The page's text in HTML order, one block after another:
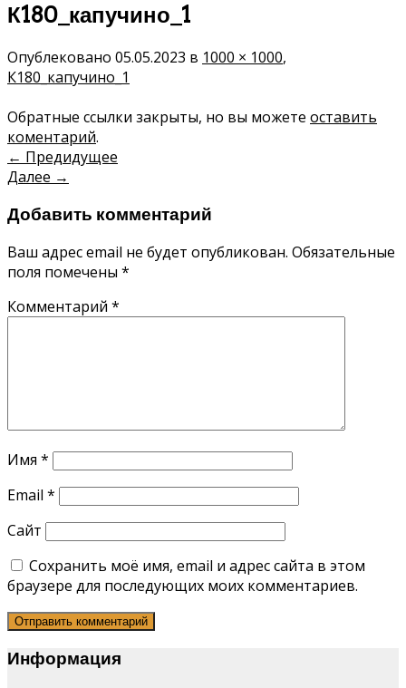
К180_капучино_1
Опублековано 05.05.2023 в 1000 × 1000,
К180_капучино_1
Обратные ссылки закрыты, но вы можете оставить
коментарий.
← Предидущее
Далее →
Добавить комментарий
Ваш адрес email не будет опубликован. Обязательные
поля помечены *
Комментарий *
Имя *
Email *
Сайт
Сохранить моё имя, email и адрес сайта в этом
браузере для последующих моих комментариев.
Информация